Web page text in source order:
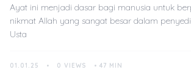
Ayat ini menjadi dasar bagi manusia untuk
nikmat Allah yang sangat besar dalam
Usta
01.01.25 • 0 VIEWS • 47 MIN